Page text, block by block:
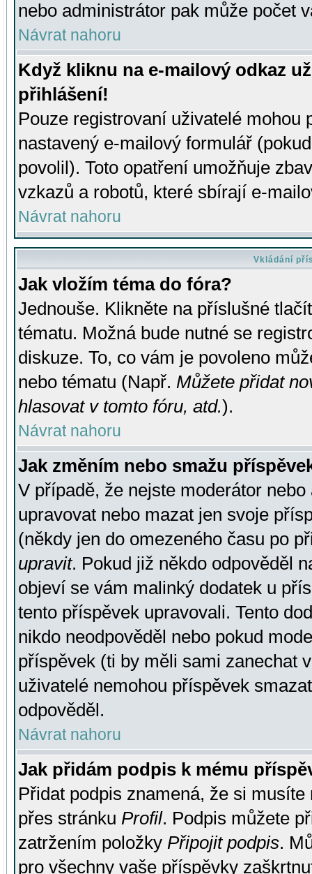
nebo administrátor pak může počet
Návrat nahoru
Když kliknu na e-mailový odkaz
přihlášení!
Pouze registrovaní uživatelé mohou
nastavený e-mailový formulář
povolil). Toto opatření umožňuje
vzkazů a robotů, které sbírají e-
Návrat nahoru
Vkládání
Jak vložím téma do fóra?
Jednouše. Klikněte na příslušné
tématu. Možná bude nutné se
diskuze. To, co vám je povoleno
nebo tématu (Např. Můžete přidat
hlasovat v tomto fóru, atd.).
Návrat nahoru
Jak změním nebo smažu
V případě, že nejste moderátor
upravovat nebo mazat jen svoje
(někdy jen do omezeného času po
upravit. Pokud již někdo odpověděl
objeví se vám malinký dodatek u
tento příspěvek upravovali. Tento
nikdo neodpověděl nebo pokud
příspěvek (ti by měli sami zanechat
uživatelé nemohou příspěvek
odpověděl.
Návrat nahoru
Jak přidám podpis k mému
Přidat podpis znamená, že si
přes stránku Profil. Podpis můžete
zatržením položky Připojit podpis.
pro všechny vaše příspěvky